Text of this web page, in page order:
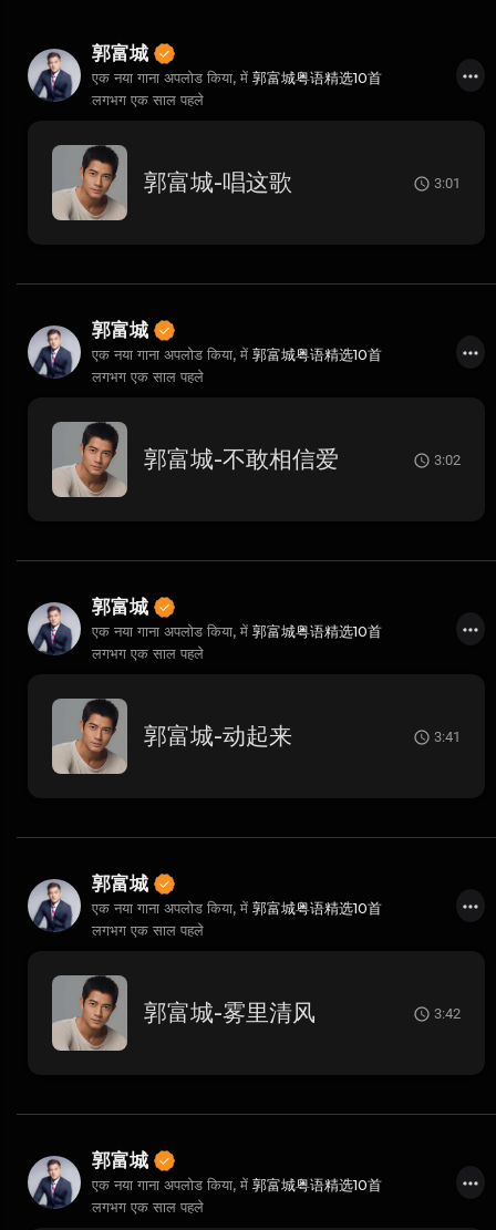
郭富城
एक नया गाना अपलोड किया, में 郭富城粤语精选10首
लगभग एक साल पहले
郭富城-唱这歌 3:01
郭富城
एक नया गाना अपलोड किया, में 郭富城粤语精选10首
लगभग एक साल पहले
郭富城-不敢相信爱 3:02
郭富城
एक नया गाना अपलोड किया, में 郭富城粤语精选10首
लगभग एक साल पहले
郭富城-动起来 3:41
郭富城
एक नया गाना अपलोड किया, में 郭富城粤语精选10首
लगभग एक साल पहले
郭富城-雾里清风 3:42
郭富城
एक नया गाना अपलोड किया, में 郭富城粤语精选10首
लगभग एक साल पहले